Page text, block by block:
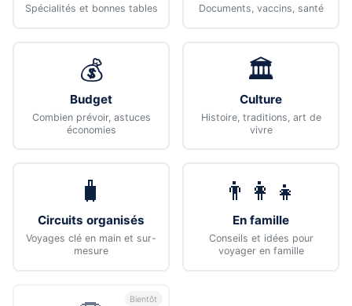
Spécialités et bonnes tables Documents, vaccins, santé
💰
Budget
Combien prévoir, astuces
économies
🏛️
Culture
Histoire, traditions, art de
vivre
🧳
Circuits organisés
Voyages clé en main et sur-
mesure
👨‍👩‍👧
En famille
Conseils et idées pour
voyager en famille
Bientôt